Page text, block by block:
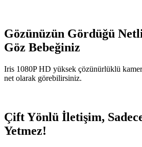
Gözünüzün Gördüğü
Göz Bebeğiniz
Iris 1080P HD yüksek çözünürlüklü
net olarak görebilirsiniz.
Çift Yönlü İletişim,
Yetmez!